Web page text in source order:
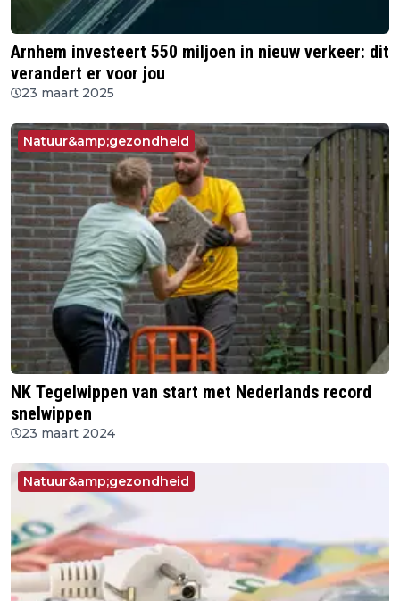
Arnhem investeert 550 miljoen in nieuw verkeer: dit
verandert er voor jou
23 maart 2025
Natuur&amp;gezondheid
NK Tegelwippen van start met Nederlands record
snelwippen
23 maart 2024
Natuur&amp;gezondheid